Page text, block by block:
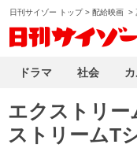
日刊サイゾー トップ> 配給映画 >
エクストリー
ストリームT
ドラマ 社会